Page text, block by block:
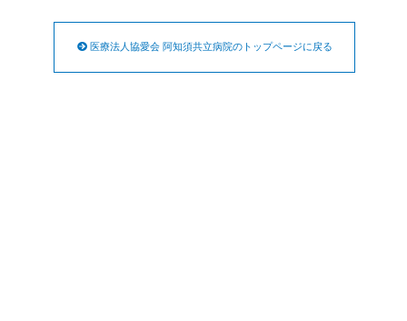
医療法人協愛会 阿知須共立病院のトップページに戻る